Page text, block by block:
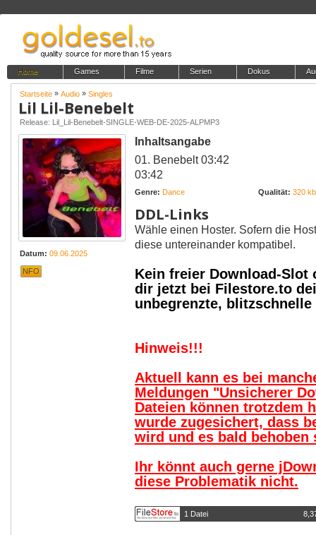
Home Games Filme Serien Dokus
Startseite » Audio » Singles
Lil Lil-Benebelt
Release: Lil_Lil-Benebelt-SINGLE-WEB-DE-2025-ALPMP3
Datum: 09.06.2025
NFO
Inhaltsangabe
01. Benebelt 03:42
03:42
Genre: Dance Qualität: 320
DDL-Links
Wähle einen Hoster. Sofern die
diese untereinander kompatibel.
Kein freier Download-Slot
dir jetzt bei Filestore.to
unbegrenzte,
Hinweis!!!
Aktuell kann es bei
Meldungen "Unsicherer
Dateien können trotzdem
wurde zugesichert, dass
wird und es bald behoben
Ihr könnt auch gerne
diese Problematik nicht.
1 Datei